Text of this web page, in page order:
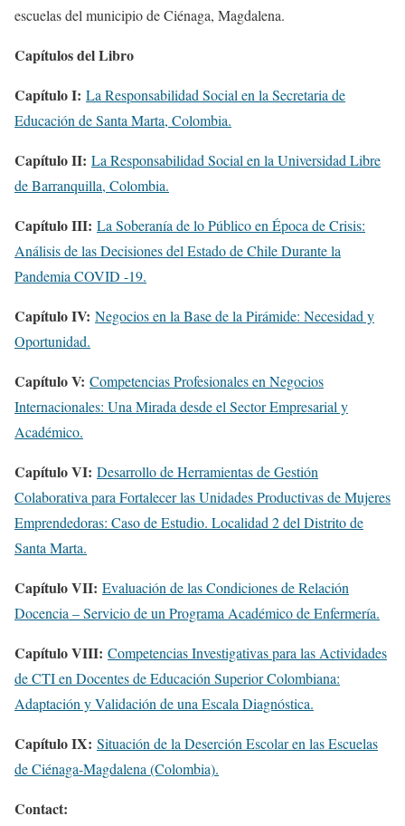
escuelas del municipio de Ciénaga, Magdalena.
Capítulos del Libro
Capítulo I: La Responsabilidad Social en la Secretaria de
Educación de Santa Marta, Colombia.
Capítulo II: La Responsabilidad Social en la Universidad Libre
de Barranquilla, Colombia.
Capítulo III: La Soberanía de lo Público en Época de Crisis:
Análisis de las Decisiones del Estado de Chile Durante la
Pandemia COVID -19.
Capítulo IV: Negocios en la Base de la Pirámide: Necesidad y
Oportunidad.
Capítulo V: Competencias Profesionales en Negocios
Internacionales: Una Mirada desde el Sector Empresarial y
Académico.
Capítulo VI: Desarrollo de Herramientas de Gestión
Colaborativa para Fortalecer las Unidades Productivas de Mujeres
Emprendedoras: Caso de Estudio. Localidad 2 del Distrito de
Santa Marta.
Capítulo VII: Evaluación de las Condiciones de Relación
Docencia – Servicio de un Programa Académico de Enfermería.
Capítulo VIII: Competencias Investigativas para las Actividades
de CTI en Docentes de Educación Superior Colombiana:
Adaptación y Validación de una Escala Diagnóstica.
Capítulo IX: Situación de la Deserción Escolar en las Escuelas
de Ciénaga-Magdalena (Colombia).
Contact: